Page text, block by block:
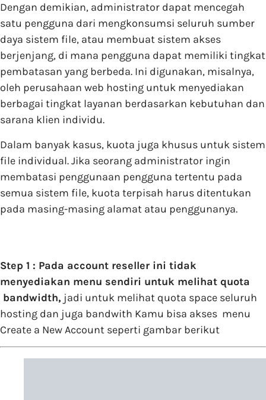
Dengan demikian, administrator dapat mencegah
satu pengguna dari mengkonsumsi seluruh sumber
daya sistem file, atau membuat sistem akses
berjenjang, di mana pengguna dapat memiliki tingkat
pembatasan yang berbeda. Ini digunakan, misalnya,
oleh perusahaan web hosting untuk menyediakan
berbagai tingkat layanan berdasarkan kebutuhan dan
sarana klien individu.
Dalam banyak kasus, kuota juga khusus untuk sistem
file individual. Jika seorang administrator ingin
membatasi penggunaan pengguna tertentu pada
semua sistem file, kuota terpisah harus ditentukan
pada masing-masing alamat atau penggunanya.
Step 1 : Pada account reseller ini tidak
menyediakan menu sendiri untuk melihat quota
bandwidth, jadi untuk melihat quota space seluruh
hosting dan juga bandwith Kamu bisa akses menu
Create a New Account seperti gambar berikut